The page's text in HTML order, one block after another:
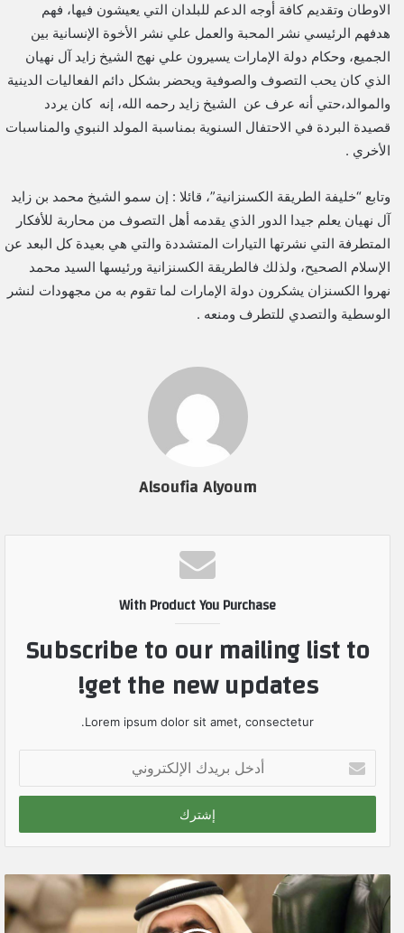
الاوطان وتقديم كافة أوجه الدعم للبلدان التي يعيشون فيها، فهم
هدفهم الرئيسي نشر المحبة والعمل علي نشر الأخوة الإنسانية بين
الجميع، وحكام دولة الإمارات يسيرون علي نهج الشيخ زايد آل نهيان
الذي كان يحب التصوف والصوفية ويحضر بشكل دائم الفعاليات الدينية
والموالد،حتي أنه عرف عن الشيخ زايد رحمه الله، إنه كان يردد
قصيدة البردة في الاحتفال السنوية بمناسبة المولد النبوي والمناسبات
الأخري .
وتابع “خليفة الطريقة الكسنزانية”، قائلا : إن سمو الشيخ محمد بن زايد
آل نهيان يعلم جيدا الدور الذي يقدمه أهل التصوف من محاربة للأفكار
المتطرفة التي نشرتها التيارات المتشددة والتي هي بعيدة كل البعد عن
الإسلام الصحيح، ولذلك فالطريقة الكسنزانية ورئيسها السيد محمد
نهروا الكسنزان يشكرون دولة الإمارات لما تقوم به من مجهودات لنشر
الوسطية والتصدي للتطرف ومنعه .
Alsoufia Alyoum
With Product You Purchase
Subscribe to our mailing list to
get the new updates!
Lorem ipsum dolor sit amet, consectetur.
خ
ب
ي
د
ك